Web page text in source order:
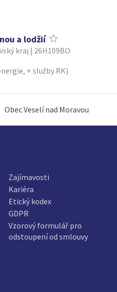
a lodžií
kraj | 26H109BO
+ služby RK)
Obec Veselí nad Moravou
Zajímavosti
Kariéra
Etický kodex
GDPR
Vzorový formulář pro
odstoupení od smlouvy